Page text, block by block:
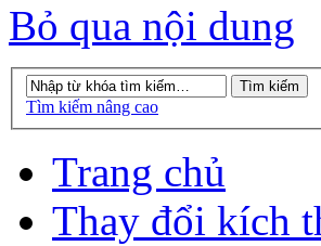
Bỏ qua nội dung
Tìm kiếm nâng cao
Trang chủ
Thay đổi kích